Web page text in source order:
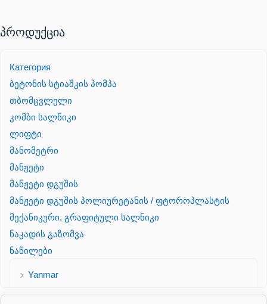
პროდუქცია
Категория
ბეტონის სტიაშკის პომპა
თბომცვლელი
კომბი სალნიკი
ლიფტი
მანომეტრი
მანჟეტი
მანჟეტი დგუშის
მანჟეტი დგუშის პოლიურეტანის / ფტოროპლასტის
მექანიკური, გრაფიტული სალნიკი
ნაკადის გაზომვა
ნაწილები
Yanmar